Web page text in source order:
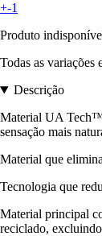
+-1
Produto
Todas as variações
Descrição
Material UA Tech™
sensação mais
Material que
Tecnologia que
Material principal
reciclado,